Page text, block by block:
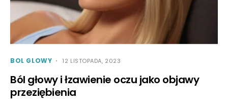
BOL GLOWY 12 LISTOPADA, 2023
Ból głowy i łzawienie oczu jako objawy
przeziębienia